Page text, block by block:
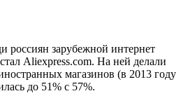
россиян зарубежной интернет
Aliexpress.com. На ней делали
магазинов (в 2013 году
до 51% с 57%.